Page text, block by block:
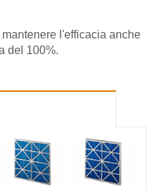
l'efficacia anche
del 100%.